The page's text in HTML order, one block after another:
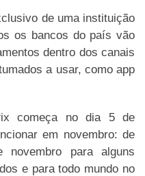
de uma instituição
os bancos do país vão
dentro dos canais
a usar, como app
começa no dia 5 de
em novembro: de
para alguns
e para todo mundo no